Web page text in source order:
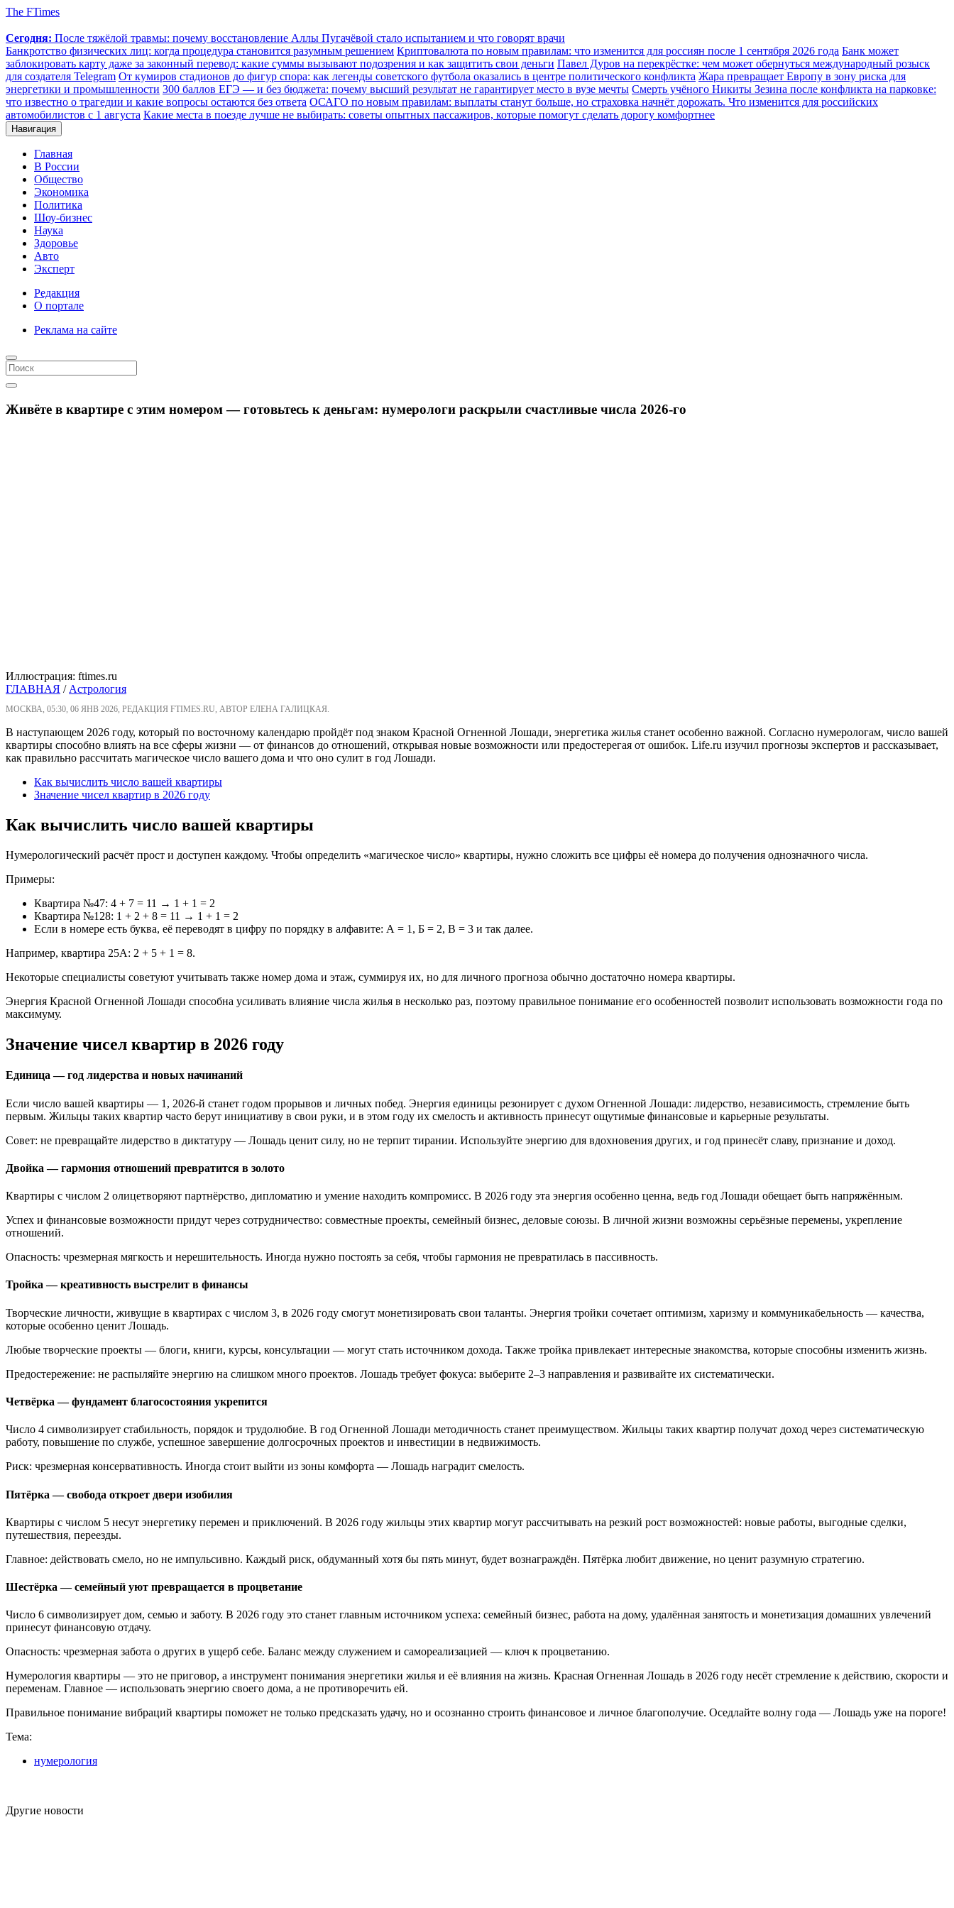
The FTimes
Сегодня: После тяжёлой травмы: почему восстановление Аллы Пугачёвой стало испытанием и что говорят врачи
Банкротство физических лиц: когда процедура становится разумным решением Криптовалюта по новым правилам: что изменится для россиян после 1 сентября 2026 года Банк может
заблокировать карту даже за законный перевод: какие суммы вызывают подозрения и как защитить свои деньги Павел Дуров на перекрёстке: чем может обернуться международный розыск
для создателя Telegram От кумиров стадионов до фигур спора: как легенды советского футбола оказались в центре политического конфликта Жара превращает Европу в зону риска для
энергетики и промышленности 300 баллов ЕГЭ — и без бюджета: почему высший результат не гарантирует место в вузе мечты Смерть учёного Никиты Зезина после конфликта на парковке:
что известно о трагедии и какие вопросы остаются без ответа ОСАГО по новым правилам: выплаты станут больше, но страховка начнёт дорожать. Что изменится для российских
автомобилистов с 1 августа Какие места в поезде лучше не выбирать: советы опытных пассажиров, которые помогут сделать дорогу комфортнее
Навигация
Главная
В России
Общество
Экономика
Политика
Шоу-бизнес
Наука
Здоровье
Авто
Эксперт
Редакция
О портале
Реклама на сайте
Живёте в квартире с этим номером — готовьтесь к деньгам: нумерологи раскрыли счастливые числа 2026-го
Иллюстрация: ftimes.ru
ГЛАВНАЯ /Астрология
МОСКВА, 05:30, 06 ЯНВ 2026, РЕДАКЦИЯ FTIMES.RU, АВТОР ЕЛЕНА ГАЛИЦКАЯ.
В наступающем 2026 году, который по восточному календарю пройдёт под знаком Красной Огненной Лошади, энергетика жилья станет особенно важной. Согласно нумерологам, число вашей
квартиры способно влиять на все сферы жизни — от финансов до отношений, открывая новые возможности или предостерегая от ошибок. Life.ru изучил прогнозы экспертов и рассказывает,
как правильно рассчитать магическое число вашего дома и что оно сулит в год Лошади.
Как вычислить число вашей квартиры
Значение чисел квартир в 2026 году
Как вычислить число вашей квартиры
Нумерологический расчёт прост и доступен каждому. Чтобы определить «магическое число» квартиры, нужно сложить все цифры её номера до получения однозначного числа.
Примеры:
Квартира №47: 4 + 7 = 11 → 1 + 1 = 2
Квартира №128: 1 + 2 + 8 = 11 → 1 + 1 = 2
Если в номере есть буква, её переводят в цифру по порядку в алфавите: А = 1, Б = 2, В = 3 и так далее.
Например, квартира 25А: 2 + 5 + 1 = 8.
Некоторые специалисты советуют учитывать также номер дома и этаж, суммируя их, но для личного прогноза обычно достаточно номера квартиры.
Энергия Красной Огненной Лошади способна усиливать влияние числа жилья в несколько раз, поэтому правильное понимание его особенностей позволит использовать возможности года по
максимуму.
Значение чисел квартир в 2026 году
Единица — год лидерства и новых начинаний
Если число вашей квартиры — 1, 2026-й станет годом прорывов и личных побед. Энергия единицы резонирует с духом Огненной Лошади: лидерство, независимость, стремление быть
первым. Жильцы таких квартир часто берут инициативу в свои руки, и в этом году их смелость и активность принесут ощутимые финансовые и карьерные результаты.
Совет: не превращайте лидерство в диктатуру — Лошадь ценит силу, но не терпит тирании. Используйте энергию для вдохновения других, и год принесёт славу, признание и доход.
Двойка — гармония отношений превратится в золото
Квартиры с числом 2 олицетворяют партнёрство, дипломатию и умение находить компромисс. В 2026 году эта энергия особенно ценна, ведь год Лошади обещает быть напряжённым.
Успех и финансовые возможности придут через сотрудничество: совместные проекты, семейный бизнес, деловые союзы. В личной жизни возможны серьёзные перемены, укрепление
отношений.
Опасность: чрезмерная мягкость и нерешительность. Иногда нужно постоять за себя, чтобы гармония не превратилась в пассивность.
Тройка — креативность выстрелит в финансы
Творческие личности, живущие в квартирах с числом 3, в 2026 году смогут монетизировать свои таланты. Энергия тройки сочетает оптимизм, харизму и коммуникабельность — качества,
которые особенно ценит Лошадь.
Любые творческие проекты — блоги, книги, курсы, консультации — могут стать источником дохода. Также тройка привлекает интересные знакомства, которые способны изменить жизнь.
Предостережение: не распыляйте энергию на слишком много проектов. Лошадь требует фокуса: выберите 2–3 направления и развивайте их систематически.
Четвёрка — фундамент благосостояния укрепится
Число 4 символизирует стабильность, порядок и трудолюбие. В год Огненной Лошади методичность станет преимуществом. Жильцы таких квартир получат доход через систематическую
работу, повышение по службе, успешное завершение долгосрочных проектов и инвестиции в недвижимость.
Риск: чрезмерная консервативность. Иногда стоит выйти из зоны комфорта — Лошадь наградит смелость.
Пятёрка — свобода откроет двери изобилия
Квартиры с числом 5 несут энергетику перемен и приключений. В 2026 году жильцы этих квартир могут рассчитывать на резкий рост возможностей: новые работы, выгодные сделки,
путешествия, переезды.
Главное: действовать смело, но не импульсивно. Каждый риск, обдуманный хотя бы пять минут, будет вознаграждён. Пятёрка любит движение, но ценит разумную стратегию.
Шестёрка — семейный уют превращается в процветание
Число 6 символизирует дом, семью и заботу. В 2026 году это станет главным источником успеха: семейный бизнес, работа на дому, удалённая занятость и монетизация домашних увлечений
принесут финансовую отдачу.
Опасность: чрезмерная забота о других в ущерб себе. Баланс между служением и самореализацией — ключ к процветанию.
Нумерология квартиры — это не приговор, а инструмент понимания энергетики жилья и её влияния на жизнь. Красная Огненная Лошадь в 2026 году несёт стремление к действию, скорости и
переменам. Главное — использовать энергию своего дома, а не противоречить ей.
Правильное понимание вибраций квартиры поможет не только предсказать удачу, но и осознанно строить финансовое и личное благополучие. Оседлайте волну года — Лошадь уже на пороге!
Тема:
нумерология
Другие новости